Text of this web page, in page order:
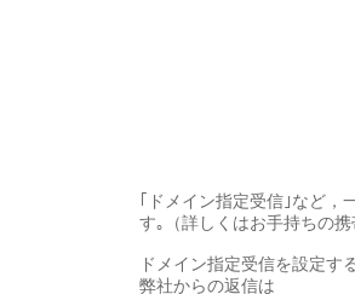
｢ドメイン指定受信｣など
す｡（詳しくはお手持ちの
ドメイン指定受信を設定す
弊社からの返信は